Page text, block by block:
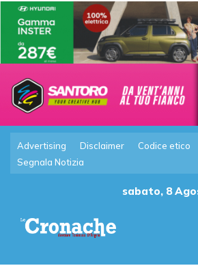
Advertising Disclaimer Codice etico
Segnala Notizia
sabato, 8